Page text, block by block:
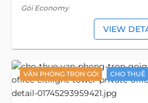
Gói Economy
VIEW
VĂN PHÒNG TRỌN GÓI CHO THUÊ